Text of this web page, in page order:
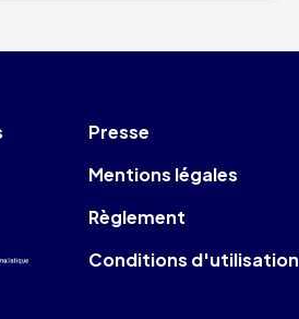
Presse
Mentions légales
Règlement
Conditions d'utilisation